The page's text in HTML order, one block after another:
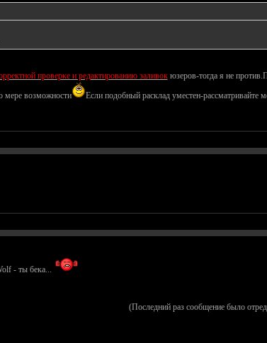
проверке и редактированию заливокюзеров-тогда я не
мере возможности
Если подобный расклад уместен-рассматривайте
- ты бека...
(Последний раз сообщение было